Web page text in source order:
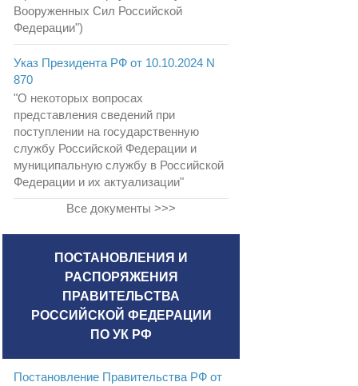
Вооруженных Сил Российской
Федерации")
Указ Президента РФ от 10.10.2024 N
870
"О некоторых вопросах
представления сведений при
поступлении на государственную
службу Российской Федерации и
муниципальную службу в Российской
Федерации и их актуализации"
Все документы >>>
ПОСТАНОВЛЕНИЯ И
РАСПОРЯЖЕНИЯ
ПРАВИТЕЛЬСТВА
РОССИЙСКОЙ ФЕДЕРАЦИИ
ПО УК РФ
Постановление Правительства РФ от